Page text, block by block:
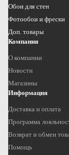
Обои для стен
Фотообои и фрески
Доп. товары
Компания
О компании
Новости
Магазины
Информация
Доставка и оплата
Программа
Возврат и обмен
Помощь